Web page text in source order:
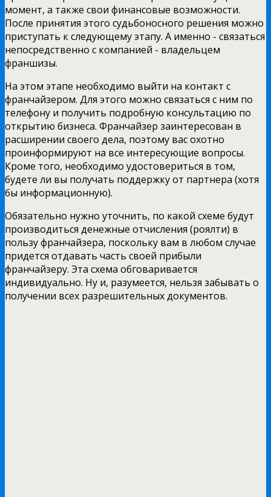
момент, а также свои финансовые возможности.
После принятия этого судьбоносного решения можно
приступать к следующему этапу. А именно - связаться
непосредственно с компанией - владельцем
франшизы.
На этом этапе необходимо выйти на контакт с
франчайзером. Для этого можно связаться с ним по
телефону и получить подробную консультацию по
открытию бизнеса. Франчайзер заинтересован в
расширении своего дела, поэтому вас охотно
проинформируют на все интересующие вопросы.
Кроме того, необходимо удостовериться в том,
будете ли вы получать поддержку от партнера (хотя
бы информационную).
Обязательно нужно уточнить, по какой схеме будут
производиться денежные отчисления (роялти) в
пользу франчайзера, поскольку вам в любом случае
придется отдавать часть своей прибыли
франчайзеру. Эта схема обговаривается
индивидуально. Ну и, разумеется, нельзя забывать о
получении всех разрешительных документов.